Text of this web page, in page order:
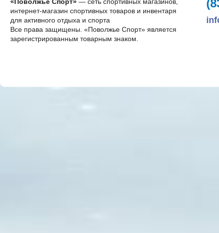
интернет-магазин спортивных товаров и инвентаря
для активного отдыха и спорта
Все права защищены. «Поволжье Спорт» является
зарегистрированным товарным знаком.